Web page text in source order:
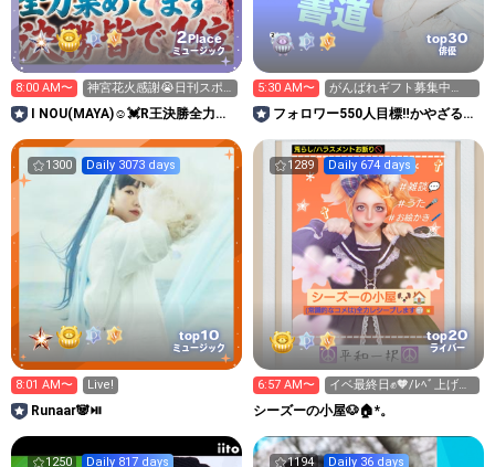
2Place
ミュージック
8:00 AM〜
神宮花火感謝😭日刊スポ
ーツ新聞買いに行く配信
I NOU(MAYA)☺︎︎︎︎💓R王決勝全力挑
top30
俳優
5:30 AM〜
がんばれギフト募集中
❤️‍🔥〜いい感じの時間まで
フォロワー550人目標‼️かやざるー
1300 Daily 3073 days
top10
ミュージック
8:01 AM〜 Live!
Runaar🐼⏯
1289 Daily 674 days
top20
ライバー
6:57 AM〜
イベ最終日✊️🧡/ﾚﾍﾞ上げ歓
迎🫶
シーズーの小屋🐶🏠️*。
1250 Daily 817 days 1194 Daily 36 days